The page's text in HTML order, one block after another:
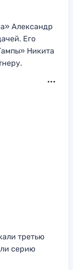
Александр
Его
Никита
третью
серию